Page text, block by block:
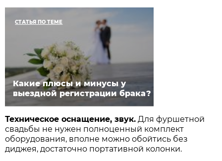
СТАТЬЯ ПО ТЕМЕ
Какие плюсы и минусы у
выездной регистрации брака?
Техническое оснащение, звук. Для фуршетной
свадьбы не нужен полноценный комплект
оборудования, вполне можно обойтись без
диджея, достаточно портативной колонки.